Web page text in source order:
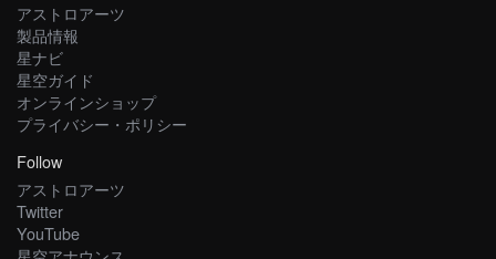
アストロアーツ
製品情報
星ナビ
星空ガイド
オンラインショップ
プライバシー・ポリシー
Follow
アストロアーツ
Twitter
YouTube